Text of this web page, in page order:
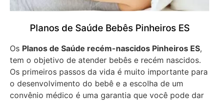
Planos de Saúde Bebês Pinheiros ES
Os Planos de Saúde recém-nascidos Pinheiros ES,
tem o objetivo de atender bebês e recém nascidos.
Os primeiros passos da vida é muito importante para
o desenvolvimento do bebê e a escolha de um
convênio médico é uma garantia que você pode dar